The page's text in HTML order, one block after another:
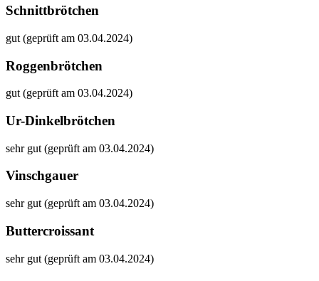
Schnittbrötchen
gut (geprüft am 03.04.2024)
Roggenbrötchen
gut (geprüft am 03.04.2024)
Ur-Dinkelbrötchen
sehr gut (geprüft am 03.04.2024)
Vinschgauer
sehr gut (geprüft am 03.04.2024)
Buttercroissant
sehr gut (geprüft am 03.04.2024)